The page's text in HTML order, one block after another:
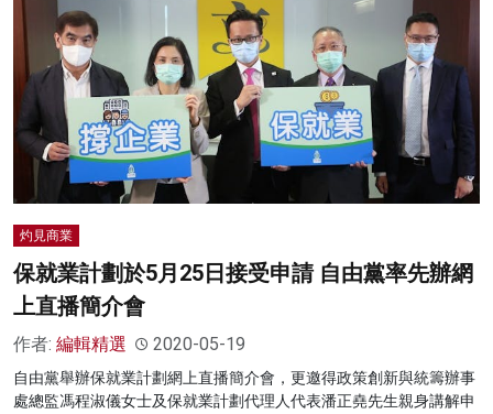
灼見商業
保就業計劃於5月25日接受申請 自由黨率先辦網
上直播簡介會
作者: 編輯精選 2020-05-19
自由黨舉辦保就業計劃網上直播簡介會，更邀得政策創新與統籌辦事
處總監馮程淑儀女士及保就業計劃代理人代表潘正堯先生親身講解申